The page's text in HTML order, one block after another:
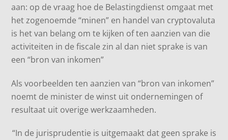
aan: op de vraag hoe de Belastingdienst omgaat met
het zogenoemde “minen” en handel van cryptovaluta
is het van belang om te kijken of ten aanzien van die
activiteiten in de fiscale zin al dan niet sprake is van
een “bron van inkomen”
Als voorbeelden ten aanzien van “bron van inkomen”
noemt de minister de winst uit ondernemingen of
resultaat uit overige werkzaamheden.
“In de jurisprudentie is uitgemaakt dat geen sprake is